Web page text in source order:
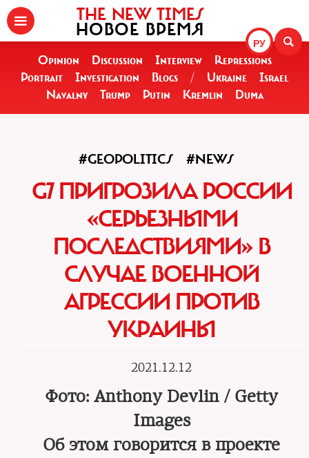
РУ
THE NEW TIMES
НОВОЕ ВРЕМЯ
Opinion Discussion Interview
Repressions
Portrait
Investigation Blogs / Ukraine
Israel
Navalny
Trump Putin Kremlin Duma
#GEOPOLITICS #NEWS
G7 ПРИГРОЗИЛА РОССИИ
«СЕРЬЕЗНЫМИ
ПОСЛЕДСТВИЯМИ» В
СЛУЧАЕ ВОЕННОЙ
АГРЕССИИ ПРОТИВ
УКРАИНЫ
2021.12.12
Фото: Anthony Devlin / Getty
Images
Об этом говорится в проекте